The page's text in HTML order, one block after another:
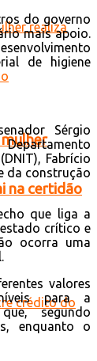
na certidão
do governo
mais apoio.
de higiene
Sérgio
Fabrício
da construção
que liga a
crítico e
ocorra uma
valores
para a
segundo
enquanto o